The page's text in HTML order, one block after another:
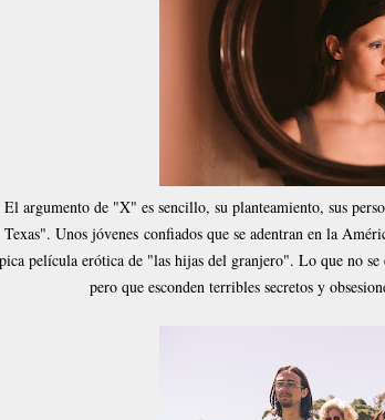
El argumento de "X" es sencillo, su planteamiento, sus
Texas". Unos jóvenes confiados que se adentran en la
película erótica de "las hijas del granjero". Lo que no se
pero que esconden terribles secretos y